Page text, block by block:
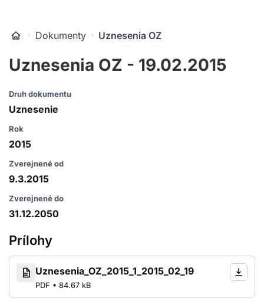
Dokumenty Uznesenia OZ
Uznesenia OZ - 19.02.2015
Druh dokumentu
Uznesenie
Rok
2015
Zverejnené od
9.3.2015
Zverejnené do
31.12.2050
Prílohy
Uznesenia_OZ_2015_1_2015_02_19
PDF • 84.67 kB